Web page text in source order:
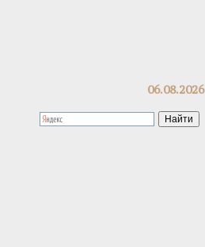
06.08.2026